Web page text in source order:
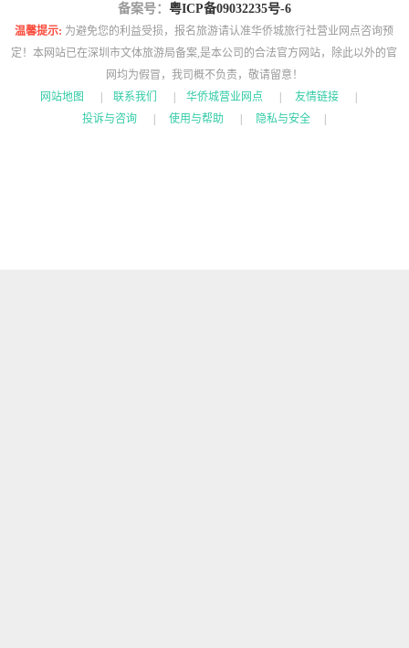
备案号： 粤ICP备09032235号-6
温馨提示: 为避免您的利益受损，报名旅游请认准华侨城旅行社营业网点咨询预
定！本网站已在深圳市文体旅游局备案,是本公司的合法官方网站，除此以外的官
网均为假冒，我司概不负责，敬请留意！
网站地图
|联系我们 |华侨城营业网点 |友情链接
投诉与咨询
|使用与帮助 隐私与安全